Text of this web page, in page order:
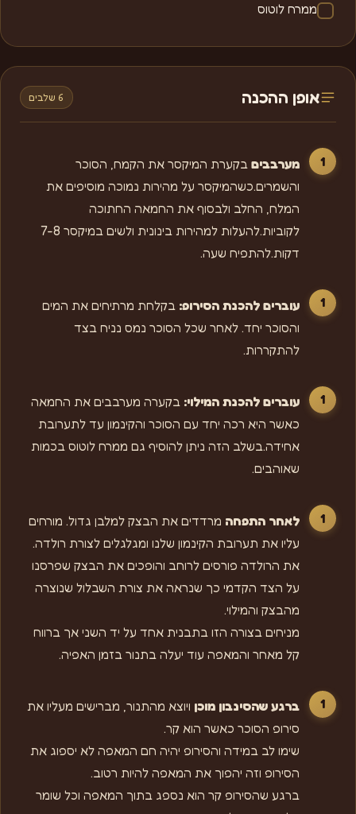
ממרח לוטוס
אופן ההכנה 6 שלבים
מערבבים בקערת המיקסר את הקמח, הסוכר
והשמרים.כשהמיקסר על מהירות נמוכה מוסיפים את
המלח, החלב ולבסוף את החמאה החתוכה
לקוביות.להעלות למהירות בינונית ולשים במיקסר 7-8
דקות.להתפיח שעה.
עוברים להכנת הסירופ: בקלחת מרתיחים את המים
והסוכר יחד. לאחר שכל הסוכר נמס נניח בצד
להתקררות.
עוברים להכנת המילוי: בקערה מערבבים את החמאה
כאשר היא רכה יחד עם הסוכר והקינמון עד לתערובת
אחידה.בשלב הזה ניתן להוסיף גם ממרח לוטוס בכמות
שאוהבים.
לאחר התפחה מרדדים את הבצק למלבן גדול. מורחים
עליו את תערובת הקינמון שלנו ומגלגלים לצורת רולדה.
את הרולדה פורסים לרוחב והופכים את הבצק שפרסנו
על הצד הקדמי כך שנראה את צורת השבלול שנוצרה
מהבצק והמילוי.
מניחים בצורה הזו בתבנית אחד על יד השני אך ברווח
קל מאחר והמאפה עוד יעלה בתנור בזמן האפיה.
ברגע שהסינבון מוכן ויוצא מהתנור, מברישים מעליו את
סירופ הסוכר כאשר הוא קר.
שימו לב במידה והסירופ יהיה חם המאפה לא יספוג את
הסירופ וזה יהפוך את המאפה להיות רטוב.
ברגע שהסירופ קר הוא נספג בתוך המאפה וכל שומר